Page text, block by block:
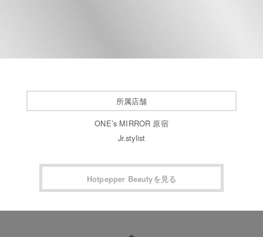
所属店舗
ONE’s MIRROR 原宿
Jr.stylist
Hotpepper Beautyを見る